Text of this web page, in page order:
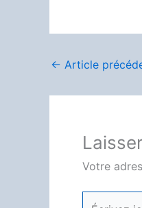
← Article
Votre
Écrivez